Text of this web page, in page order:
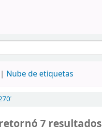
Nube de etiquetas
7